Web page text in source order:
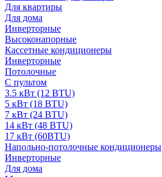
Для квартиры
Для дома
Инверторные
Высоконапорные
Кассетные кондиционеры
Инверторные
Потолочные
С пультом
3.5 кВт (12 BTU)
5 кВт (18 BTU)
7 кВт (24 BTU)
14 кВт (48 BTU)
17 кВт (60BTU)
Напольно-потолочные кондиционеры
Инверторные
Для дома